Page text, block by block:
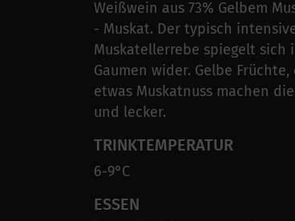
Weißwein aus 73% Gelbem
- Muskat. Der typisch
Muskatellerrebe spiegelt sich
Gaumen wider. Gelbe
etwas Muskatnuss machen
und lecker.
TRINKTEMPERATUR
6-9°C
ESSEN